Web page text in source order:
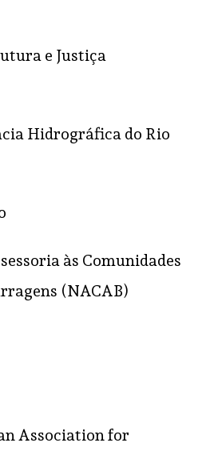
e Justiça
Hidrográfica do Rio
às Comunidades
(NACAB)
Association for